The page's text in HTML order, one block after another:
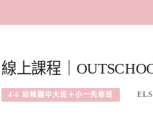
線上課程｜
4-6 幼稚園中大班＋小一先修班